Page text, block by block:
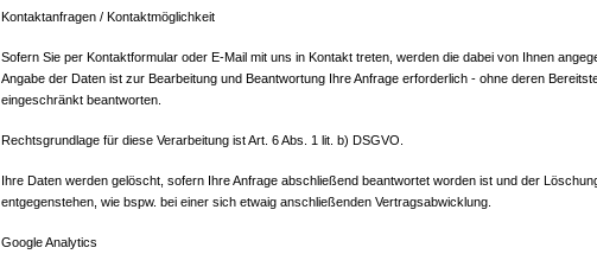
Kontaktanfragen / Kontaktmöglichkeit
Sofern Sie per Kontaktformular oder E-Mail mit uns in Kontakt treten, werden die dabei von Ihnen
Angabe der Daten ist zur Bearbeitung und Beantwortung Ihre Anfrage erforderlich - ohne deren
eingeschränkt beantworten.
Rechtsgrundlage für diese Verarbeitung ist Art. 6 Abs. 1 lit. b) DSGVO.
Ihre Daten werden gelöscht, sofern Ihre Anfrage abschließend beantwortet worden ist und der
entgegenstehen, wie bspw. bei einer sich etwaig anschließenden Vertragsabwicklung.
Google Analytics